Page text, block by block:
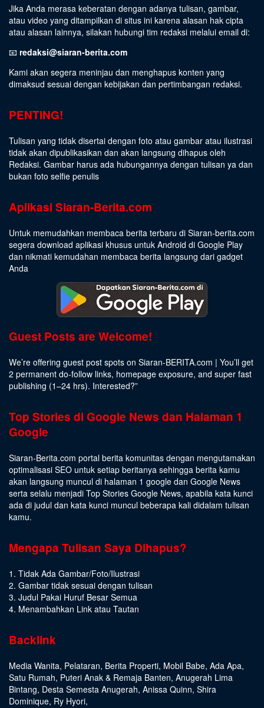
Jika Anda merasa keberatan dengan adanya tulisan, gambar,
atau video yang ditampilkan di situs ini karena alasan hak cipta
atau alasan lainnya, silakan hubungi tim redaksi melalui email di:
📧 redaksi@siaran-berita.com
Kami akan segera meninjau dan menghapus konten yang
dimaksud sesuai dengan kebijakan dan pertimbangan redaksi.
PENTING!
Tulisan yang tidak disertai dengan foto atau gambar atau ilustrasi
tidak akan dipublikasikan dan akan langsung dihapus oleh
Redaksi. Gambar harus ada hubungannya dengan tulisan ya dan
bukan foto selfie penulis
Aplikasi Siaran-Berita.com
Untuk memudahkan membaca berita terbaru di Siaran-berita.com
segera download aplikasi khusus untuk Android di Google Play
dan nikmati kemudahan membaca berita langsung dari gadget
Anda
Guest Posts are Welcome!
We’re offering guest post spots on Siaran-BERITA.com | You’ll get
2 permanent do-follow links, homepage exposure, and super fast
publishing (1–24 hrs). Interested?”
Top Stories di Google News dan Halaman 1
Google
Siaran-Berita.com portal berita komunitas dengan mengutamakan
optimalisasi SEO untuk setiap beritanya sehingga berita kamu
akan langsung muncul di halaman 1 google dan Google News
serta selalu menjadi Top Stories Google News, apabila kata kunci
ada di judul dan kata kunci muncul beberapa kali didalam tulisan
kamu.
Mengapa Tulisan Saya Dihapus?
1. Tidak Ada Gambar/Foto/Ilustrasi
2. Gambar tidak sesuai dengan tulisan
3. Judul Pakai Huruf Besar Semua
4. Menambahkan Link atau Tautan
Backlink
Media Wanita, Pelataran, Berita Properti, Mobil Babe, Ada Apa,
Satu Rumah, Puteri Anak & Remaja Banten, Anugerah Lima
Bintang, Desta Semesta Anugerah, Anissa Quinn, Shira
Dominique, Ry Hyori,